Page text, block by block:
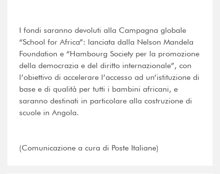
I fondi saranno devoluti alla Campagna globale
“School for Africa”: lanciata dalla Nelson Mandela
Foundation e “Hambourg Society per la promozione
della democrazia e del diritto internazionale”, con
l’obiettivo di accelerare l’accesso ad un’istituzione di
base e di qualità per tutti i bambini africani, e
saranno destinati in particolare alla costruzione di
scuole in Angola.
(Comunicazione a cura di Poste Italiane)